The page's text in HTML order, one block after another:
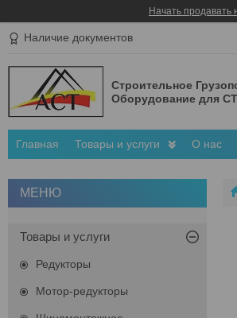
Начать продавать
Наличие документов
Строительное
Оборудование для
Главная Товары и услуги О нас
Товары и услуги
Редукторы
Мотор-редукторы